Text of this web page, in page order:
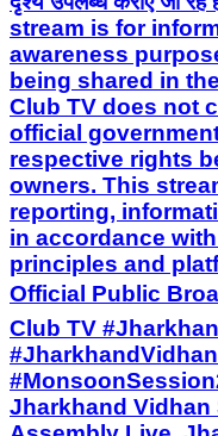
stream is for
awareness
being shared in
Club TV does not
official
respective rights
owners. This
reporting,
in accordance
principles and
Official Public
Club TV
Jharkhand Vidhan